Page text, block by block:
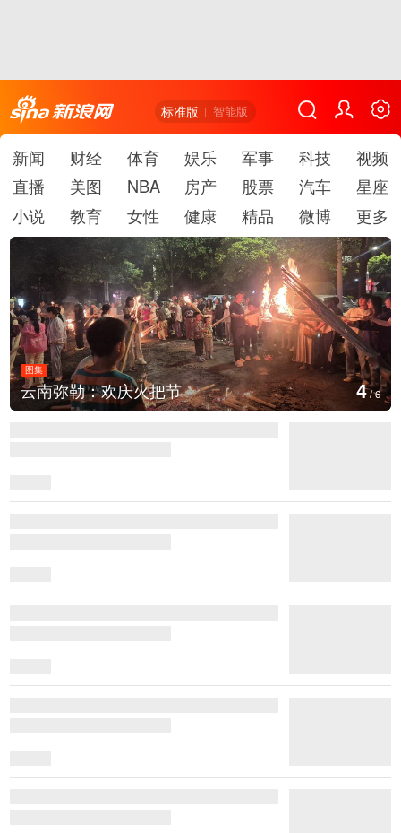
标准版 智能版
新闻 财经 体育 娱乐 军事 科技
视频
直播
美图 NBA 房产 股票 汽车
星座
小说
教育 女性 健康 精品 微博 更多
图集
云南弥勒：欢庆火把节 4/6